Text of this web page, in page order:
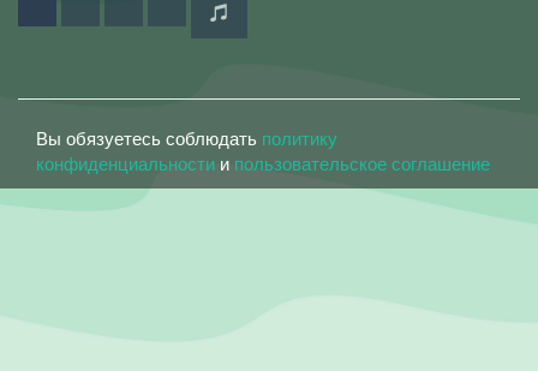
Вы обязуетесь соблюдать политику
конфиденциальности и пользовательское соглашение